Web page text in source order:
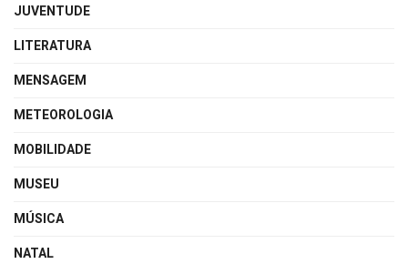
JUVENTUDE
LITERATURA
MENSAGEM
METEOROLOGIA
MOBILIDADE
MUSEU
MÚSICA
NATAL